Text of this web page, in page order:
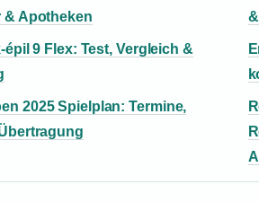
& Apotheken
épil 9 Flex: Test, Vergleich &
2025 Spielplan: Termine,